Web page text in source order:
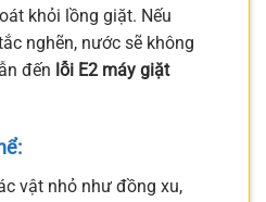
khỏi lồng giặt. Nếu
nghẽn, nước sẽ không
đến lỗi E2 máy giặt
vật nhỏ như đồng xu,